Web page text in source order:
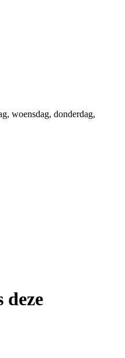
woensdag, donderdag,
deze